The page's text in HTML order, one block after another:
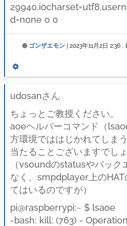
d=none 0 0
ゴンザエモン 2023年11月2日 2:36 ,
udosanさん
ちょっとご教授ください。
aoeヘルパーコマンド（
方環境でははじかれてしま
当たることございますでし
（vsoundのstatusやバック
なく、smpdplayer上のHAT
てはいるのですが）
pi@raspberrypi:~ $ lsaoe
-bash: kill: (763) -